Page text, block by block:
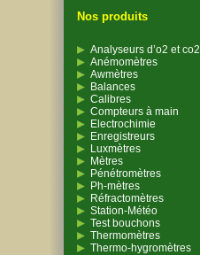
Nos produits
Analyseurs d’o2 et co2
Anémomètres
Awmètres
Balances
Calibres
Compteurs à main
Electrochimie
Enregistreurs
Luxmètres
Mètres
Pénétromètres
Ph-mètres
Réfractomètres
Station-Météo
Test bouchons
Thermomètres
Thermo-hygromètres